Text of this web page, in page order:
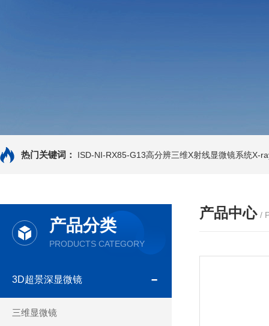
热门关键词： ISD-NI-RX85-G13高分辨三维X射线显微镜系统X-
产品分类
PRODUCTS CATEGORY
3D超景深显微镜
三维显微镜
产品中心 /